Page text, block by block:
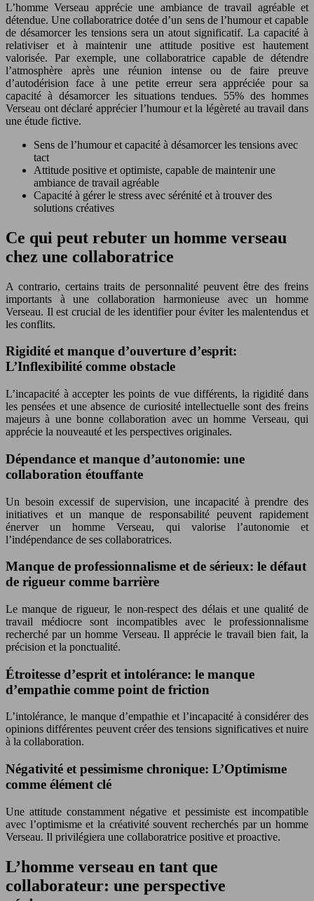
L’homme Verseau apprécie une ambiance de travail agréable et
détendue. Une collaboratrice dotée d’un sens de l’humour et capable
de désamorcer les tensions sera un atout significatif. La capacité à
relativiser et à maintenir une attitude positive est hautement
valorisée. Par exemple, une collaboratrice capable de détendre
l’atmosphère après une réunion intense ou de faire preuve
d’autodérision face à une petite erreur sera appréciée pour sa
capacité à désamorcer les situations tendues. 55% des hommes
Verseau ont déclaré apprécier l’humour et la légèreté au travail dans
une étude fictive.
Sens de l’humour et capacité à désamorcer les tensions avec
tact
Attitude positive et optimiste, capable de maintenir une
ambiance de travail agréable
Capacité à gérer le stress avec sérénité et à trouver des
solutions créatives
Ce qui peut rebuter un homme verseau
chez une collaboratrice
A contrario, certains traits de personnalité peuvent être des freins
importants à une collaboration harmonieuse avec un homme
Verseau. Il est crucial de les identifier pour éviter les malentendus et
les conflits.
Rigidité et manque d’ouverture d’esprit:
L’Inflexibilité comme obstacle
L’incapacité à accepter les points de vue différents, la rigidité dans
les pensées et une absence de curiosité intellectuelle sont des freins
majeurs à une bonne collaboration avec un homme Verseau, qui
apprécie la nouveauté et les perspectives originales.
Dépendance et manque d’autonomie: une
collaboration étouffante
Un besoin excessif de supervision, une incapacité à prendre des
initiatives et un manque de responsabilité peuvent rapidement
énerver un homme Verseau, qui valorise l’autonomie et
l’indépendance de ses collaboratrices.
Manque de professionnalisme et de sérieux: le défaut
de rigueur comme barrière
Le manque de rigueur, le non-respect des délais et une qualité de
travail médiocre sont incompatibles avec le professionnalisme
recherché par un homme Verseau. Il apprécie le travail bien fait, la
précision et la ponctualité.
Étroitesse d’esprit et intolérance: le manque
d’empathie comme point de friction
L’intolérance, le manque d’empathie et l’incapacité à considérer des
opinions différentes peuvent créer des tensions significatives et nuire
à la collaboration.
Négativité et pessimisme chronique: L’Optimisme
comme élément clé
Une attitude constamment négative et pessimiste est incompatible
avec l’optimisme et la créativité souvent recherchés par un homme
Verseau. Il privilégiera une collaboratrice positive et proactive.
L’homme verseau en tant que
collaborateur: une perspective